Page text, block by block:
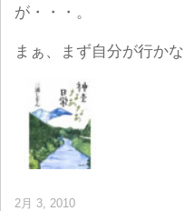
が・・・。
まぁ、まず自分が行か
2月 3, 2010